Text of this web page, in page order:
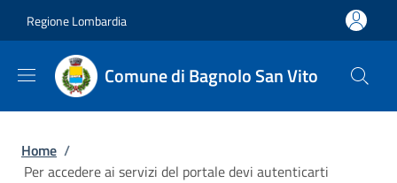
Regione Lombardia
Comune di Bagnolo San Vito
Briciole di pane
Home /
Per accedere ai servizi del portale devi autenticarti